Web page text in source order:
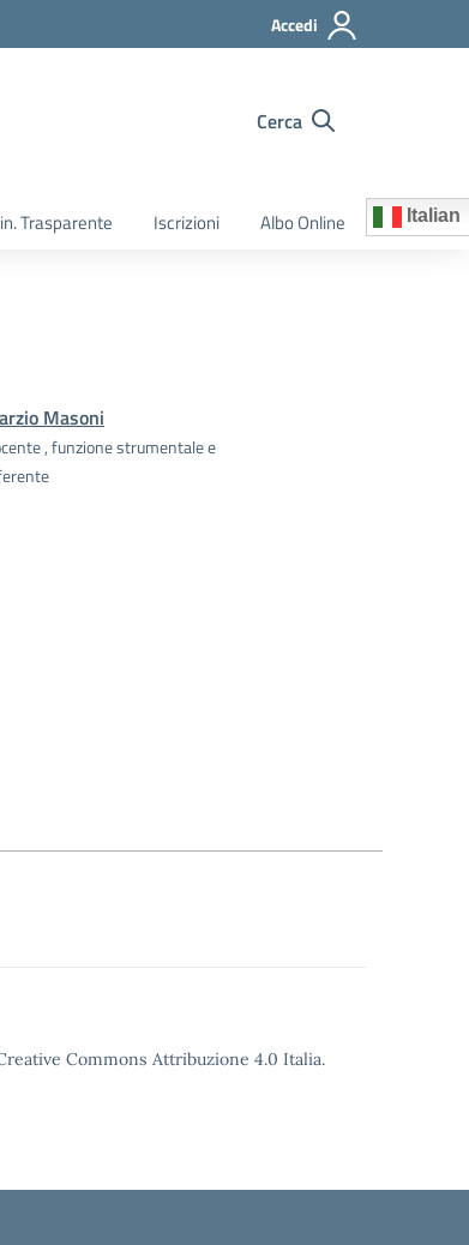
Accedi
Cerca
Trasparente Iscrizioni Albo Online Italian
Masoni
, funzione strumentale e
Commons Attribuzione 4.0 Italia.